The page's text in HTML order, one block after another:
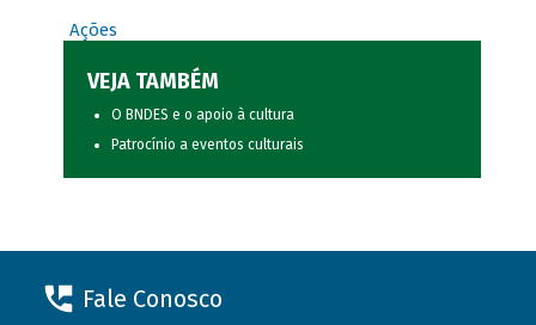
Ações
VEJA TAMBÉM
O BNDES e o apoio à cultura
Patrocínio a eventos culturais
Fale Conosco